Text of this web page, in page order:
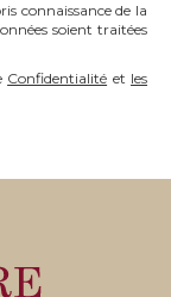
connaissance de la
soient traitées
Confidentialité et les